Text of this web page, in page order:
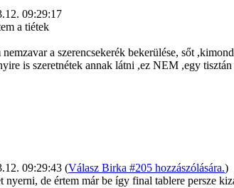
09:29:17
a tiétek
a szerencsekerék bekerülése, sőt
is szeretnétek annak látni ,ez NEM ,egy
09:29:43 (Válasz Birka #205 hozzászólására.)
nyerni, de értem már be így final tablere persze